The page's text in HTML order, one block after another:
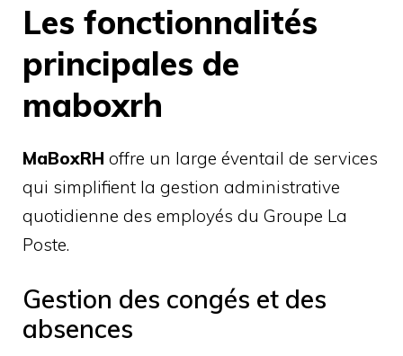
Les fonctionnalités
principales de
maboxrh
MaBoxRH offre un large éventail de services
qui simplifient la gestion administrative
quotidienne des employés du Groupe La
Poste.
Gestion des congés et des
absences